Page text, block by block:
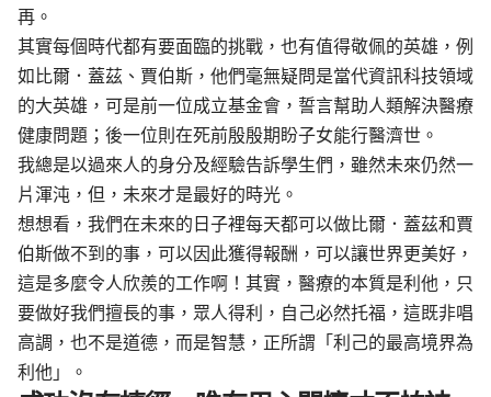
再。
其實每個時代都有要面臨的挑戰，也有值得敬佩的英雄，例
如比爾．蓋茲、賈伯斯，他們毫無疑問是當代資訊科技領域
的大英雄，可是前一位成立基金會，誓言幫助人類解決醫療
健康問題；後一位則在死前殷殷期盼子女能行醫濟世。
我總是以過來人的身分及經驗告訴學生們，雖然未來仍然一
片渾沌，但，未來才是最好的時光。
想想看，我們在未來的日子裡每天都可以做比爾．蓋茲和賈
伯斯做不到的事，可以因此獲得報酬，可以讓世界更美好，
這是多麼令人欣羨的工作啊！其實，醫療的本質是利他，只
要做好我們擅長的事，眾人得利，自己必然托福，這既非唱
高調，也不是道德，而是智慧，正所謂「利己的最高境界為
利他」。